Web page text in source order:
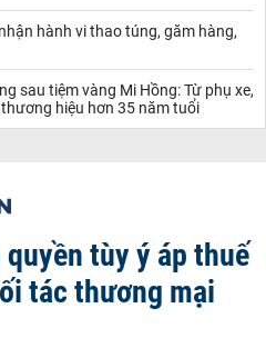
hành vi thao túng, găm hàng,
sau tiệm vàng Mi Hồng: Từ phụ xe,
hiệu hơn 35 năm tuổi
quyền tùy ý áp thuế
tác thương mại